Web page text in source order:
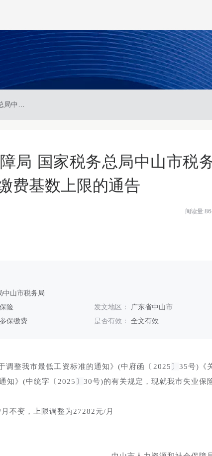
局 国家税务总局中山市税
费基数上限的通告
阅读量
中山市税务局
险 发文地区：
广东省中山市
参保缴费 是否有效： 全文有效
调整我市最低工资标准的通知》(中府函〔2025 〕 35号)《
知》(中统字〔2025 〕 30号)的有关规定，现就我市失业保
不变，上限调整为27282元/月